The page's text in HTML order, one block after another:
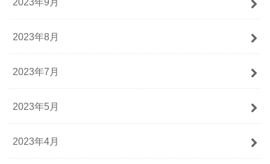
2023年8月
2023年7月
2023年5月
2023年4月